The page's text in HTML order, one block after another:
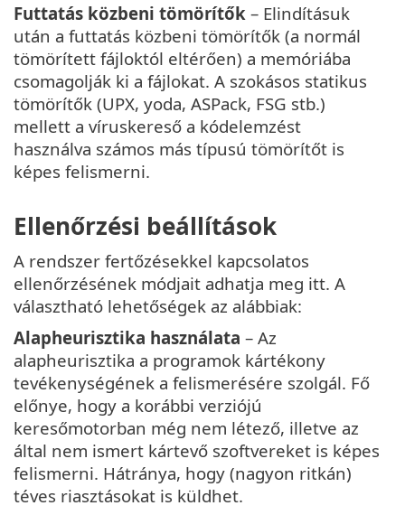
Futtatás közbeni tömörítők – Elindításuk
után a futtatás közbeni tömörítők (a normál
tömörített fájloktól eltérően) a memóriába
csomagolják ki a fájlokat. A szokásos statikus
tömörítők (UPX, yoda, ASPack, FSG stb.)
mellett a víruskereső a kódelemzést
használva számos más típusú tömörítőt is
képes felismerni.
Ellenőrzési beállítások
A rendszer fertőzésekkel kapcsolatos
ellenőrzésének módjait adhatja meg itt. A
választható lehetőségek az alábbiak:
Alapheurisztika használata – Az
alapheurisztika a programok kártékony
tevékenységének a felismerésére szolgál. Fő
előnye, hogy a korábbi verziójú
keresőmotorban még nem létező, illetve az
által nem ismert kártevő szoftvereket is képes
felismerni. Hátránya, hogy (nagyon ritkán)
téves riasztásokat is küldhet.